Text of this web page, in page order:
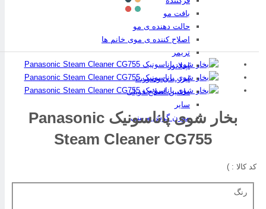
بافت مو
حالت دهنده ی مو
اصلاح کننده ی موی خانم ها
تریمر
اپیلاتور
لیزر بدن وصورت
ماشین اصلاح فویلی
سایر
موزن گوش و بینی
بخار شوی پاناسونیک Panasonic
Steam Cleaner CG755
کد کالا :
رنگ